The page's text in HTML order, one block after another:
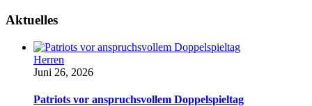
Aktuelles
Herren
Juni 26, 2026
Patriots vor anspruchsvollem Doppelspieltag